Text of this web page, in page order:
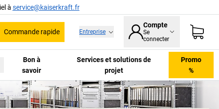
à service@kaiserkraft.fr
Commande rapide Entreprise
Compte
Se
connecter
Bon à
savoir
Services et solutions de
projet
Promo
%